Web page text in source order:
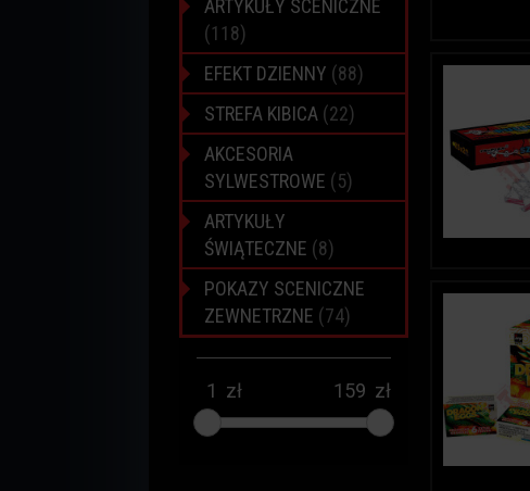
ARTYKUŁY SCENICZNE
(118)
EFEKT DZIENNY (88)
STREFA KIBICA (22)
AKCESORIA
SYLWESTROWE (5)
ARTYKUŁY
ŚWIĄTECZNE (8)
POKAZY SCENICZNE
ZEWNETRZNE (74)
zł zł